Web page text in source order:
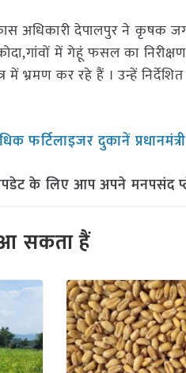
अधिकारी देपालपुर ने कृषक
में गेहूं फसल का
में भ्रमण कर रहे हैं । उन्हें
फर्टिलाइजर दुकानें
के लिए आप अपने मनपसंद
सकता हैं